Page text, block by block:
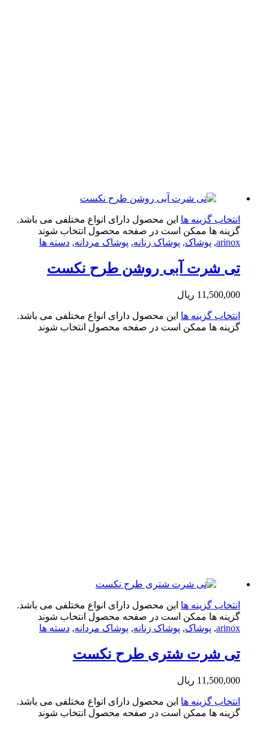
گزینه ها این محصول دارای انواع مختلفی می باشد.
ها ممکن است در صفحه محصول انتخاب شوند
پوشاک,پوشاک زنانه,پوشاک مردانه,دسته ها
شرت آبی روشن طرح نکست
ریال
گزینه ها این محصول دارای انواع مختلفی می باشد.
ها ممکن است در صفحه محصول انتخاب شوند
گزینه ها این محصول دارای انواع مختلفی می باشد.
ها ممکن است در صفحه محصول انتخاب شوند
پوشاک,پوشاک زنانه,پوشاک مردانه,دسته ها
شرت شتری طرح نکست
ریال
گزینه ها این محصول دارای انواع مختلفی می باشد.
ها ممکن است در صفحه محصول انتخاب شوند